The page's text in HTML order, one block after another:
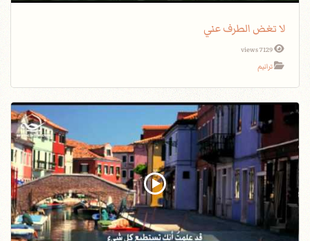
لا تغض الطرف عني
7129 views
ترانيم